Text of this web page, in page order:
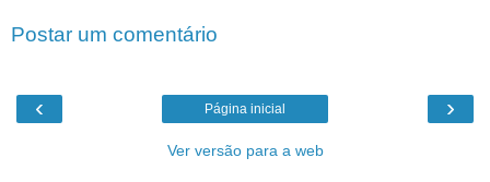
Postar um comentário
‹ ›
Página inicial
Ver versão para a web